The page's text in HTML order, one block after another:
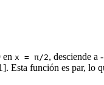
en x = π/2, desciende a
Esta función es par, lo